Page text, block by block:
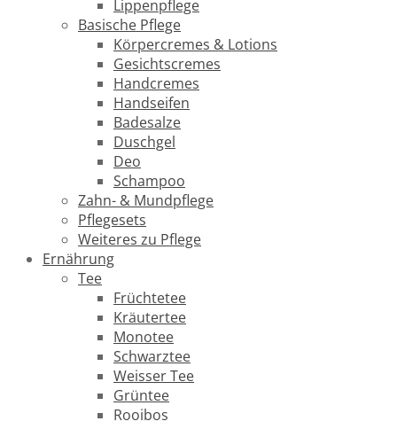
Lippenpflege
Basische Pflege
Körpercremes & Lotions
Gesichtscremes
Handcremes
Handseifen
Badesalze
Duschgel
Deo
Schampoo
Zahn- & Mundpflege
Pflegesets
Weiteres zu Pflege
Ernährung
Tee
Früchtetee
Kräutertee
Monotee
Schwarztee
Weisser Tee
Grüntee
Rooibos